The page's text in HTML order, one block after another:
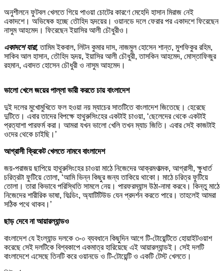
অনুশীলনে ফুটবল খেলতে গিয়ে পাওয়া চোটের কারণে মেহেদি হাসান মিরাজ নেই
একাদশে। অভিষেক হচ্ছে তৌহিদ হৃদয়ের। ওয়ানডে দলে ফেরার পর একাদশে ফিরেছেন
নাসুম আহমেদ। ফিরেছেন ইয়াসির আলী চৌধুরীও।
একাদশে যারা, তামিম ইকবাল, লিটন কুমার দাস, নাজমুল হোসেন শান্ত, মুশফিকুর রহিম,
সাকিব আল হাসান, তৌহিদ হৃদয়, ইয়াসির আলী চৌধুরী, তাসকিন আহমেদ, মোস্তাফিজুর
রহমান, এবাদত হোসেন চৌধুরী ও নাসুম আহমেদ।
ভালো খেলে জয়ের পাল্লা ভারী করতে চায় বাংলাদেশ
দুই দলের মুখোমুখিতে ফল হওয়া নয় ম্যাচের সাতটিতে বাংলাদেশ জিতেছে। হেরেছে
দুটিতে। এবার তাদের বিপক্ষে হাথুরুসিংহের একটাই চাওয়া, ‘ছেলেদের থেকে একটাই
প্রত্যাশা পারফর্ম করা। আমরা যখন ভালো খেলি তখন ম্যাচ জিতি। এবার সেই কাজটাই
ওদের থেকে চাইছি।’
আগ্রাসী ক্রিকেট খেলতে নামবে বাংলাদেশ
জয়-পরাজয় ছাপিয়ে হাথুরুসিংহের চাওয়া মাঠে নিজেদের আক্রমণাত্মক, আগ্রাসী, ক্ষুধার্ত
চরিত্রটা ফুটিয়ে তোলা, ‘আমি ভিন্ন কিছুর জন্য তাকিয়ে থাকো। মাঠে চরিত্র ফুটিয়ে
তোলা। তারা কিভাবে পরিস্থিতি সামলে নেয়। পারফরম্যান্স উঠা-নামা করবে। কিন্তু মাঠে
নিজেদের শারীরিক ভাষা, ফিল্ডিং, অ্যাটিটিউড যেন প্রদর্শন করতে পারে। তাহলেই আমরা
সঠিক পথে থাকব।’
ছাড় দেবে না আয়ারল্যান্ডও
বাংলাদেশ যে ইংল্যান্ড দলকে ৩-০ ব্যবধানে কিছুদিন আগে টি-টোয়েন্টিতে হোয়াইটওয়াশ
করেছে সেই দলটিকে বিশ্বকাপে একমাত্র হারিয়েছে এই আয়ারল্যান্ডই। সেই দলটি
বাংলাদেশে এসেছে তিনটি করে ওয়ানডে ও টি-টোয়েন্টি ও একটি টেস্ট খেলতে।